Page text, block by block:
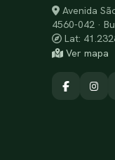
Avenida
4560-042 ·
Lat:
Ver mapa